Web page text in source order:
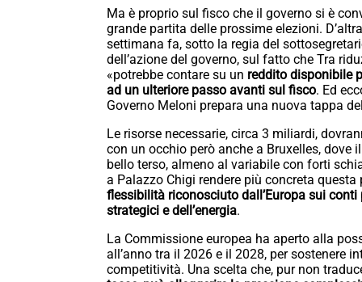
Ma è proprio sul fisco che il governo si è
grande partita delle prossime elezioni.
settimana fa, sotto la regia del
dell’azione del governo, sul fatto che Tra
«potrebbe contare su un reddito disponibile
ad un ulteriore passo avanti sul fisco. Ed
Governo Meloni prepara una nuova tappa
Le risorse necessarie, circa 3 miliardi,
con un occhio però anche a Bruxelles, dove
bello terso, almeno al variabile con forti
a Palazzo Chigi rendere più concreta
flessibilità riconosciuto dall’Europa sui
strategici e dell’energia.
La Commissione europea ha aperto alla
all’anno tra il 2026 e il 2028, per sostenere
competitività. Una scelta che, pur non